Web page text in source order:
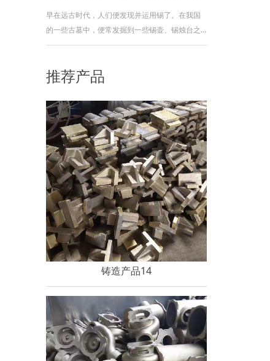
与其相连的浇注槽，有时包括模具中的浇口。规
划浇注体系时，应注意以下原则：浇注长、大直
径
早在远古时代，人们便发现并运用锡了。在我国
的一些古墓中，便常发掘到一些锡壶、锡烛台之
类锡器。从古至今，锡的运用一直受到关注，不
说说锡的详细信息。锡是大名鼎鼎的“五金”——
便发现并运用锡了。在我国的一些古墓中，
推荐产品
铸造产品14